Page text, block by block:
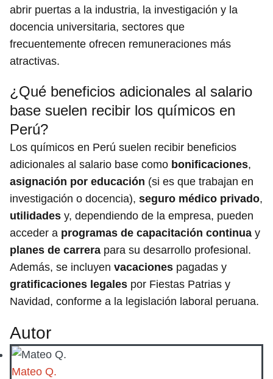
abrir puertas a la industria, la investigación y la
docencia universitaria, sectores que
frecuentemente ofrecen remuneraciones más
atractivas.
¿Qué beneficios adicionales al salario
base suelen recibir los químicos en
Perú?
Los químicos en Perú suelen recibir beneficios
adicionales al salario base como bonificaciones,
asignación por educación (si es que trabajan en
investigación o docencia), seguro médico privado,
utilidades y, dependiendo de la empresa, pueden
acceder a programas de capacitación continua y
planes de carrera para su desarrollo profesional.
Además, se incluyen vacaciones pagadas y
gratificaciones legales por Fiestas Patrias y
Navidad, conforme a la legislación laboral peruana.
Autor
Mateo Q.